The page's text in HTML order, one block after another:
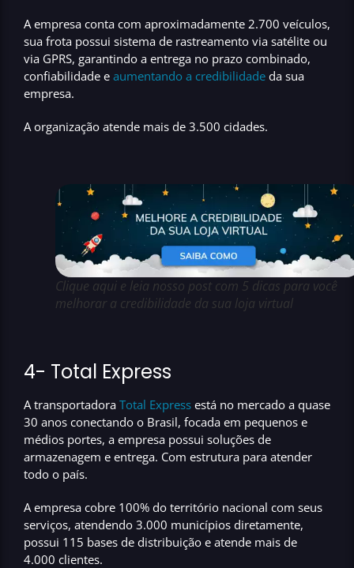
A empresa conta com aproximadamente 2.700 veículos,
sua frota possui sistema de rastreamento via satélite ou
via GPRS, garantindo a entrega no prazo combinado,
confiabilidade e aumentando a credibilidade da sua
empresa.
A organização atende mais de 3.500 cidades.
Clique aqui e leia nosso post com 5 dicas para você
melhorar a credibilidade da sua loja virtual
4- Total Express
A transportadora Total Express está no mercado a quase
30 anos conectando o Brasil, focada em pequenos e
médios portes, a empresa possui soluções de
armazenagem e entrega. Com estrutura para atender
todo o país.
A empresa cobre 100% do território nacional com seus
serviços, atendendo 3.000 municípios diretamente,
possui 115 bases de distribuição e atende mais de
4.000 clientes.